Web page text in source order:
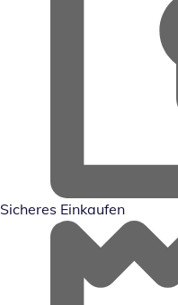
Sicheres Einkaufen